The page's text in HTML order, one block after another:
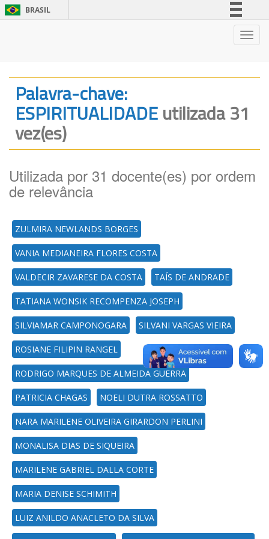
BRASIL
Canais
Palavra-chave:
ESPIRITUALIDADEutilizada 31
vez(es)
Utilizada por 31 docente(es) por ordem
de relevância
ZULMIRA NEWLANDS BORGES
VANIA MEDIANEIRA FLORES COSTA
VALDECIR ZAVARESE DA COSTA TAÍS DE ANDRADE
TATIANA WONSIK RECOMPENZA JOSEPH
SILVIAMAR CAMPONOGARA SILVANI VARGAS VIEIRA
ROSIANE FILIPIN RANGEL
RODRIGO MARQUES DE ALMEIDA GUERRA
PATRICIA CHAGAS NOELI DUTRA ROSSATTO
NARA MARILENE OLIVEIRA GIRARDON PERLINI
MONALISA DIAS DE SIQUEIRA
MARILENE GABRIEL DALLA CORTE
MARIA DENISE SCHIMITH
LUIZ ANILDO ANACLETO DA SILVA